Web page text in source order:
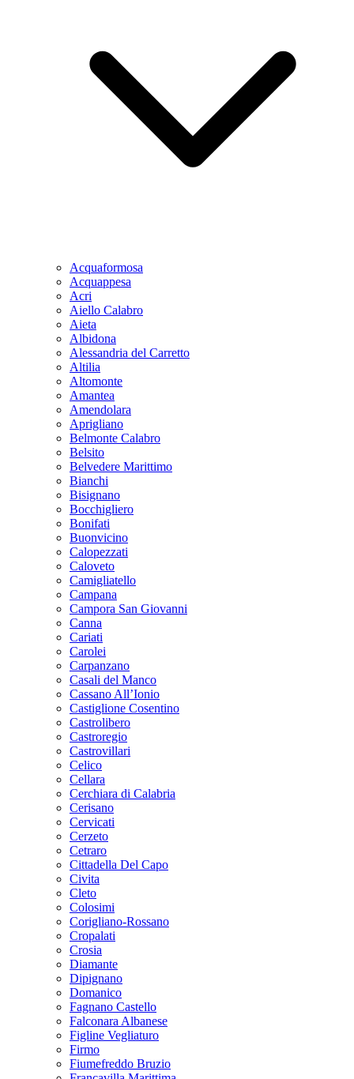
Acquaformosa
Acquappesa
Acri
Aiello Calabro
Aieta
Albidona
Alessandria del Carretto
Altilia
Altomonte
Amantea
Amendolara
Aprigliano
Belmonte Calabro
Belsito
Belvedere Marittimo
Bianchi
Bisignano
Bocchigliero
Bonifati
Buonvicino
Calopezzati
Caloveto
Camigliatello
Campana
Campora San Giovanni
Canna
Cariati
Carolei
Carpanzano
Casali del Manco
Cassano All’Ionio
Castiglione Cosentino
Castrolibero
Castroregio
Castrovillari
Celico
Cellara
Cerchiara di Calabria
Cerisano
Cervicati
Cerzeto
Cetraro
Cittadella Del Capo
Civita
Cleto
Colosimi
Corigliano-Rossano
Cropalati
Crosia
Diamante
Dipignano
Domanico
Fagnano Castello
Falconara Albanese
Figline Vegliaturo
Firmo
Fiumefreddo Bruzio